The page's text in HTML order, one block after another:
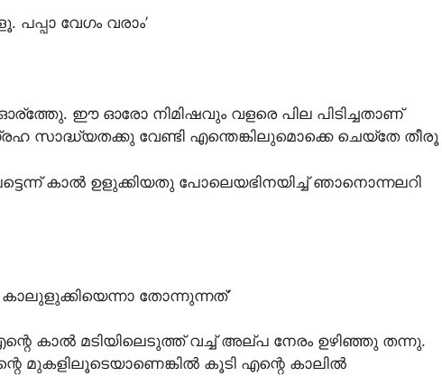
പപ്പാ വേഗം വരാം’
ഈ ഓരോ നിമിഷവും വളരെ പില പിടിച്ചതാണ്
സാദ്ധ്യതക്കു വേണ്ടി എന്തെങ്കിലുമൊക്കെ ചെയ്‌തേ തീരൂ
കാല്‍ ഉളുക്കിയതു പോലെയഭിനയിച്ച് ഞാനൊന്നലറി
തോന്നുന്നത്’
എന്റെ കാല്‍ മടിയിലെടുത്ത് വച്ച് അല്പ നേരം ഉഴിഞ്ഞു തന്നു.
മുകളിലൂടെയാണെങ്കില്‍ കൂടി എന്റെ കാലില്‍